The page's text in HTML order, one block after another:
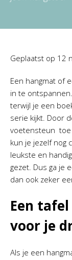
Geplaatst op 12
Een hangmat of
in te
terwijl je een
serie kijkt. Door
voetensteun toe
kun je jezelf nog
leukste en
gezet. Dus ga je
dan ook zeker
Een
voor je
Als je een